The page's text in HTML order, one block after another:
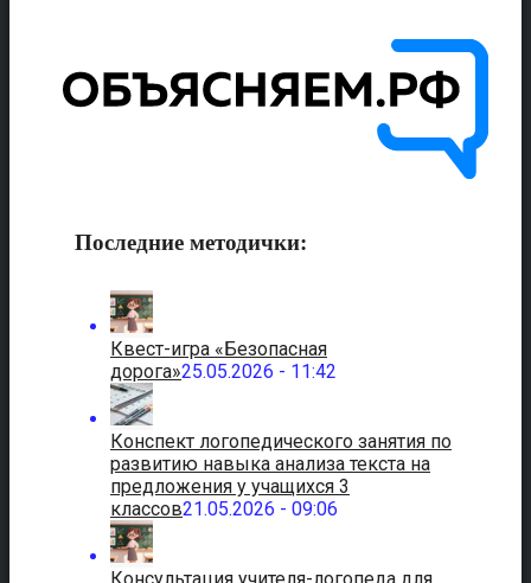
Последние методички:
Квест-игра «Безопасная
дорога»25.05.2026 - 11:42
Конспект логопедического занятия по
развитию навыка анализа текста на
предложения у учащихся 3
классов21.05.2026 - 09:06
Консультация учителя-логопеда для